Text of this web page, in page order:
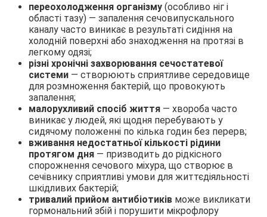
переохолодження організму (особливо ніг і
області тазу) — запалення сечовипускального
каналу часто виникає в результаті сидіння на
холодній поверхні або знаходження на протязі в
легкому одязі;
різні хронічні захворювання сечостатевої
системи — створюють сприятливе середовище
для розмноження бактерій, що провокують
запалення;
малорухливий спосіб життя — хвороба часто
виникає у людей, які щодня перебувають у
сидячому положенні по кілька годин без перерв;
вживання недостатньої кількості рідини
протягом дня — призводить до рідкісного
спорожнення сечового міхура, що створює в
сечівнику сприятливі умови для життєдіяльності
шкідливих бактерій;
тривалий прийом антибіотиків може викликати
гормональний збій і порушити мікрофлору